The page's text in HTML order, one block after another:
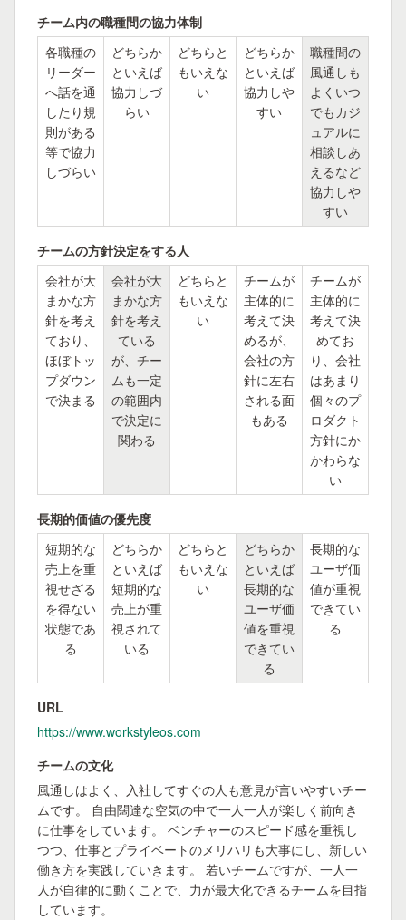
チーム内の職種間の協力体制
各職種の
リーダー
へ話を通
したり規
則がある
等で協力
しづらい
どちらか
といえば
協力しづ
らい
どちらと
もいえな
い
どちらか
といえば
協力しや
すい
職種間の
風通しも
よくいつ
でもカジ
ュアルに
相談しあ
えるなど
協力しや
すい
チームの方針決定をする人
会社が大
まかな方
針を考え
ており、
ほぼトッ
プダウン
で決まる
会社が大
まかな方
針を考え
ている
が、チー
ムも一定
の範囲内
で決定に
関わる
どちらと
もいえな
い
チームが
主体的に
考えて決
めるが、
会社の方
針に左右
される面
もある
チームが
主体的に
考えて決
めてお
り、会社
はあまり
個々のプ
ロダクト
方針にか
かわらな
い
長期的価値の優先度
短期的な
売上を重
視せざる
を得ない
状態であ
る
どちらか
といえば
短期的な
売上が重
視されて
いる
どちらと
もいえな
い
どちらか
といえば
長期的な
ユーザ価
値を重視
できてい
る
長期的な
ユーザ価
値が重視
できてい
る
URL
https://www.workstyleos.com
チームの文化
風通しはよく、入社してすぐの人も意見が言いやすいチー
ムです。 自由闊達な空気の中で一人一人が楽しく前向き
に仕事をしています。 ベンチャーのスピード感を重視し
つつ、仕事とプライベートのメリハリも大事にし、新しい
働き方を実践していきます。 若いチームですが、一人一
人が自律的に動くことで、力が最大化できるチームを目指
しています。